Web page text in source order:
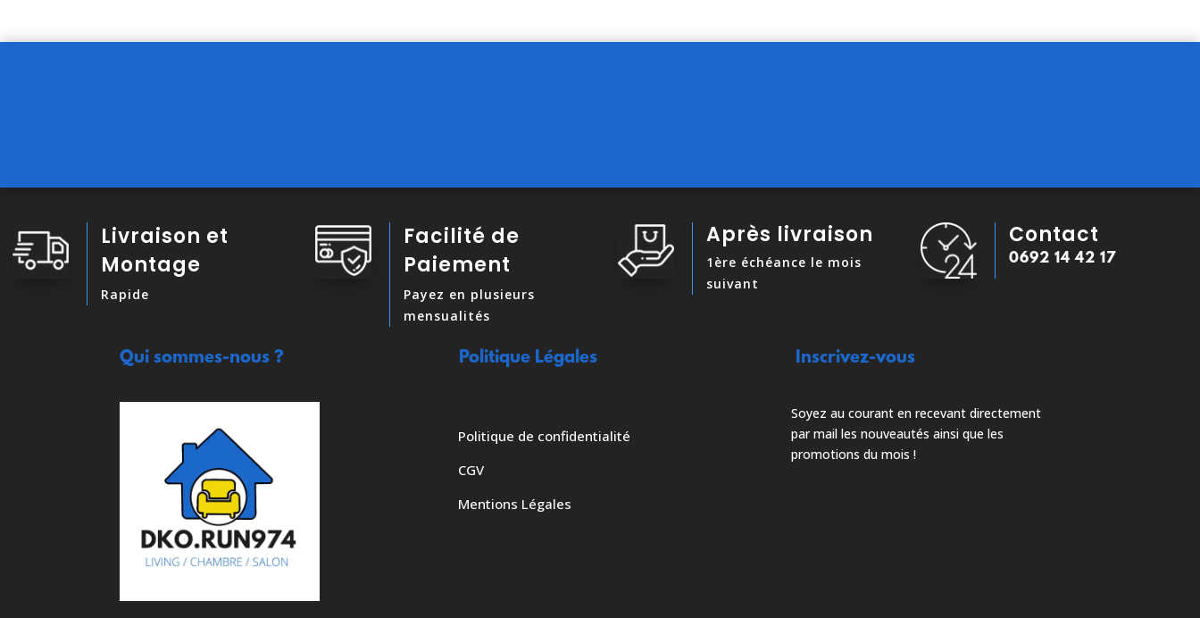
Livraison et
Montage
Rapide
Facilité de
Paiement
Payez en plusieurs
mensualités
Après livraison
1ère échéance le mois
suivant
Contact
0692 14 42 17
Qui sommes-nous ? Politique Légales
Politique de confidentialité
CGV
Mentions Légales
Inscrivez-vous
Soyez au courant en recevant directement
par mail les nouveautés ainsi que les
promotions du mois !